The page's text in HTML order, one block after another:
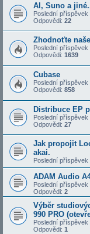
AI, Suno a
Poslední příspěvek
Odpovědi: 22
Zhodnoťte
Poslední příspěvek
Odpovědi: 1639
Cubase
Poslední příspěvek
Odpovědi: 858
Distribuce EP
Poslední příspěvek
Odpovědi: 27
Jak propojit
akai.
Poslední příspěvek
ADAM Audio
Poslední příspěvek
Odpovědi: 2
Výběr
990 PRO
Poslední příspěvek
Odpovědi: 1